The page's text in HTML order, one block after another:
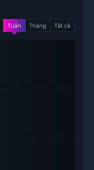
Tuần Tháng Tất cả